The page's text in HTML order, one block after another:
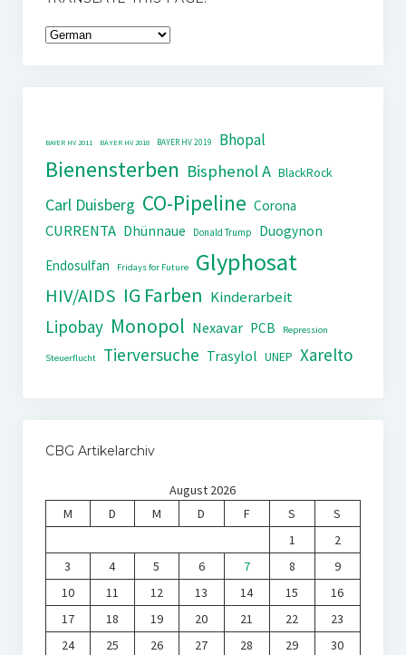
BAYER HV 2011 BAYER HV 2018 BAYER HV 2019 Bhopal
Bienensterben Bisphenol A BlackRock
Carl Duisberg CO-Pipeline Corona
CURRENTA Dhünnaue Donald Trump
Duogynon
Endosulfan
Fridays for Future Glyphosat
HIV/AIDS IG Farben Kinderarbeit
Lipobay Monopol Nexavar PCB Repression
Steuerflucht Tierversuche Trasylol UNEP Xarelto
CBG Artikelarchiv
August 2026
M
D M D F S
S
1
2
3
4 5 6 7 8
9
10
11 12 13 14 15
16
17
18 19 20 21 22
23
24
25 26 27 28 29
30